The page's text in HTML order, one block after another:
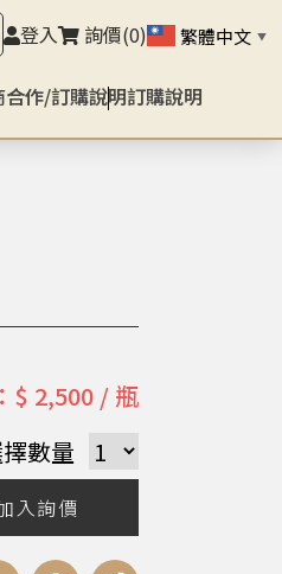
登入 詢價(0) 繁體中文 ▼
合作/訂購說明訂購說明
$ 2,500 / 瓶
數量
入詢價